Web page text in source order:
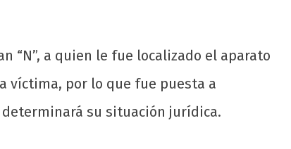
“N”, a quien le fue localizado el aparato
víctima, por lo que fue puesta a
su situación jurídica.